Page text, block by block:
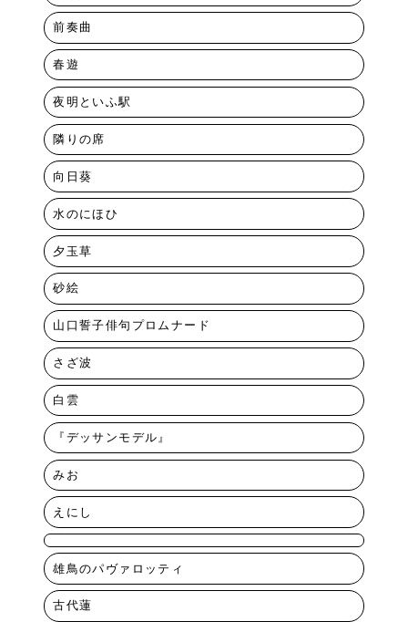
前奏曲
春遊
夜明といふ駅
隣りの席
向日葵
水のにほひ
夕玉草
砂絵
山口誓子俳句プロムナード
さざ波
白雲
『デッサンモデル』
みお
えにし
雄鳥のパヴァロッティ
古代蓮